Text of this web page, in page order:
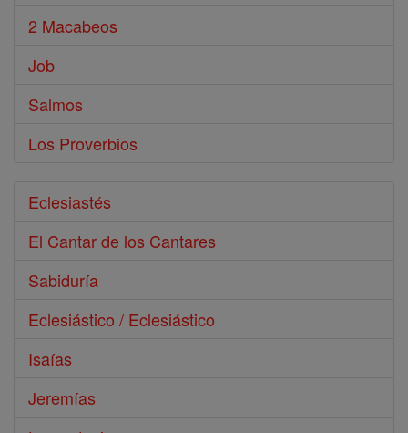
2 Macabeos
Job
Salmos
Los Proverbios
Eclesiastés
El Cantar de los Cantares
Sabiduría
Eclesiástico / Eclesiástico
Isaías
Jeremías